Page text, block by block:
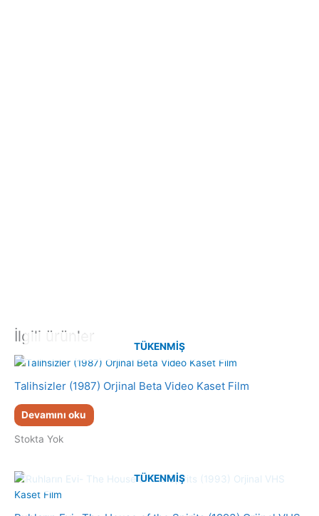
İlgili ürünler
TÜKENMIŞ
Talihsizler (1987) Orjinal Beta Video Kaset Film
Devamını oku
Stokta Yok
TÜKENMIŞ